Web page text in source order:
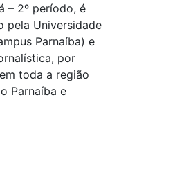
– 2º período, é
pela Universidade
Parnaíba) e
por
toda a região
Parnaíba e